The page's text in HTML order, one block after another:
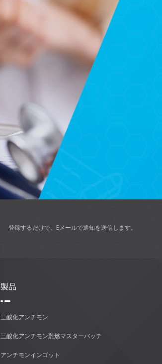
登録するだけで、Eメールで通知を送信します。
製品
三酸化アンチモン
三酸化アンチモン難燃マスターバッチ
アンチモンインゴット